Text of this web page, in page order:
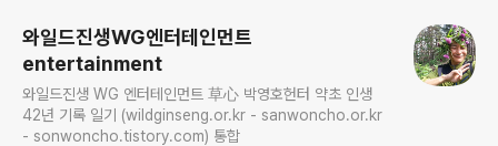
와일드진생WG엔터테인먼트
entertainment
와일드진생 WG 엔터테인먼트 草心 박영호헌터 약초 인생
42년 기록 일기 (wildginseng.or.kr - sanwoncho.or.kr
- sonwoncho.tistory.com) 통합